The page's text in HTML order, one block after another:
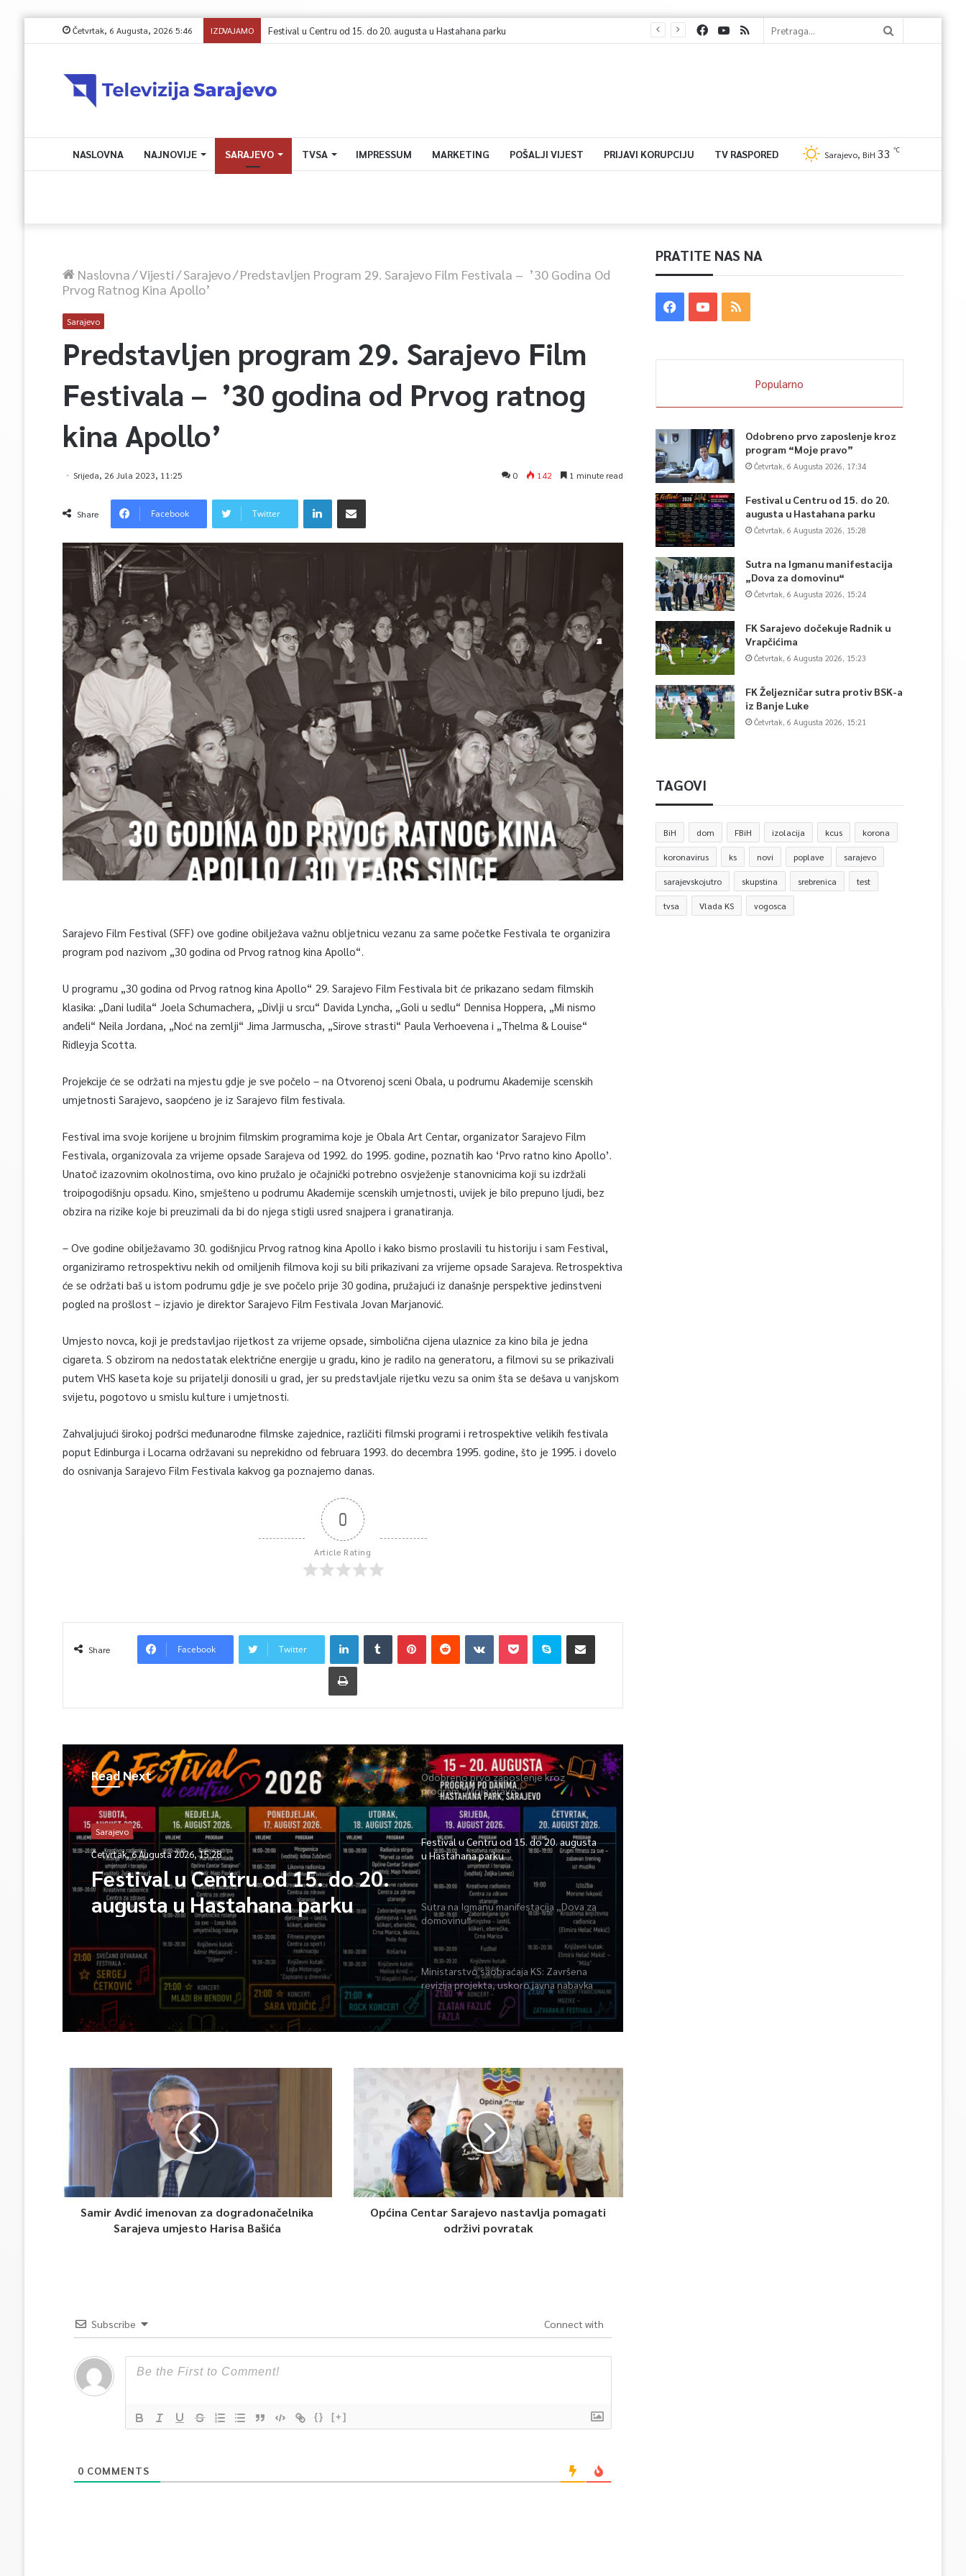
Četvrtak, 6 Augusta, 2026 5:46 IZDVAJAMO
NASLOVNA NAJNOVIJE SARAJEVO TVSA IMPRESSUM MARKETING POŠALJI VIJEST PRIJAVI KORUPCIJU TV RASPORED Sarajevo, BiH 33 ℃
Naslovna/Vijesti/Sarajevo/Predstavljen Program 29. Sarajevo Film Festivala – ’30 Godina Od
Prvog Ratnog Kina Apollo’
Sarajevo
Predstavljen program 29. Sarajevo Film
Festivala – ’30 godina od Prvog ratnog
kina Apollo’
Srijeda, 26 Jula 2023, 11:25 0 142 1 minute read
Share Facebook Twitter
Sarajevo Film Festival (SFF) ove godine obilježava važnu obljetnicu vezanu za same početke Festivala te organizira
program pod nazivom „30 godina od Prvog ratnog kina Apollo“.
U programu „30 godina od Prvog ratnog kina Apollo“ 29. Sarajevo Film Festivala bit će prikazano sedam filmskih
klasika: „Dani ludila“ Joela Schumachera, „Divlji u srcu“ Davida Lyncha, „Goli u sedlu“ Dennisa Hoppera, „Mi nismo
anđeli“ Neila Jordana, „Noć na zemlji“ Jima Jarmuscha, „Sirove strasti“ Paula Verhoevena i „Thelma & Louise“
Ridleyja Scotta.
Projekcije će se održati na mjestu gdje je sve počelo – na Otvorenoj sceni Obala, u podrumu Akademije scenskih
umjetnosti Sarajevo, saopćeno je iz Sarajevo film festivala.
Festival ima svoje korijene u brojnim filmskim programima koje je Obala Art Centar, organizator Sarajevo Film
Festivala, organizovala za vrijeme opsade Sarajeva od 1992. do 1995. godine, poznatih kao ‘Prvo ratno kino Apollo’.
Unatoč izazovnim okolnostima, ovo kino pružalo je očajnički potrebno osvježenje stanovnicima koji su izdržali
troipogodišnju opsadu. Kino, smješteno u podrumu Akademije scenskih umjetnosti, uvijek je bilo prepuno ljudi, bez
obzira na rizike koje bi preuzimali da bi do njega stigli usred snajpera i granatiranja.
– Ove godine obilježavamo 30. godišnjicu Prvog ratnog kina Apollo i kako bismo proslavili tu historiju i sam Festival,
organiziramo retrospektivu nekih od omiljenih filmova koji su bili prikazivani za vrijeme opsade Sarajeva. Retrospektiva
će se održati baš u istom podrumu gdje je sve počelo prije 30 godina, pružajući iz današnje perspektive jedinstveni
pogled na prošlost – izjavio je direktor Sarajevo Film Festivala Jovan Marjanović.
Umjesto novca, koji je predstavljao rijetkost za vrijeme opsade, simbolična cijena ulaznice za kino bila je jedna
cigareta. S obzirom na nedostatak električne energije u gradu, kino je radilo na generatoru, a filmovi su se prikazivali
putem VHS kaseta koje su prijatelji donosili u grad, jer su predstavljale rijetku vezu sa onim šta se dešava u vanjskom
svijetu, pogotovo u smislu kulture i umjetnosti.
Zahvaljujući širokoj podršci međunarodne filmske zajednice, različiti filmski programi i retrospektive velikih festivala
poput Edinburga i Locarna održavani su neprekidno od februara 1993. do decembra 1995. godine, što je 1995. i dovelo
do osnivanja Sarajevo Film Festivala kakvog ga poznajemo danas.
0
Article Rating
Share Facebook Twitter
Read Next
Sarajevo
Četvrtak, 6 Augusta 2026, 15:28
Festival u Centru od 15. do 20.
augusta u Hastahana parku
Odobreno prvo zaposlenje kroz
program “Moje pravo”
Festival u Centru od 15. do 20. augusta
u Hastahana parku
Sutra na Igmanu manifestacija „Dova za
domovinu“
Ministarstvo saobraćaja KS: Završena
revizija projekta, uskoro javna nabavka
za obnovu mosta u ulici Ive Andrića
Samir Avdić imenovan za dogradonačelnika
Sarajeva umjesto Harisa Bašića
Općina Centar Sarajevo nastavlja pomagati
održivi povratak
Subscribe Connect with
{} [+]
0 COMMENTS
PRATITE NAS NA
Popularno
Odobreno prvo zaposlenje kroz
program “Moje pravo”
Četvrtak, 6 Augusta 2026, 17:34
Festival u Centru od 15. do 20.
augusta u Hastahana parku
Četvrtak, 6 Augusta 2026, 15:28
Sutra na Igmanu manifestacija
„Dova za domovinu“
Četvrtak, 6 Augusta 2026, 15:24
FK Sarajevo dočekuje Radnik u
Vrapčićima
Četvrtak, 6 Augusta 2026, 15:23
FK Željezničar sutra protiv BSK-a
iz Banje Luke
Četvrtak, 6 Augusta 2026, 15:21
TAGOVI
BiH dom FBiH izolacija kcus korona
koronavirus ks novi poplave sarajevo
sarajevskojutro skupstina srebrenica test
tvsa Vlada KS vogosca